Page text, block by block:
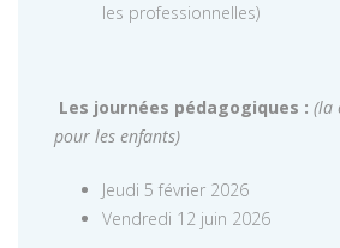
les professionnelles)
Les journées pédagogiques : (la
pour les enfants)
Jeudi 5 février 2026
Vendredi 12 juin 2026